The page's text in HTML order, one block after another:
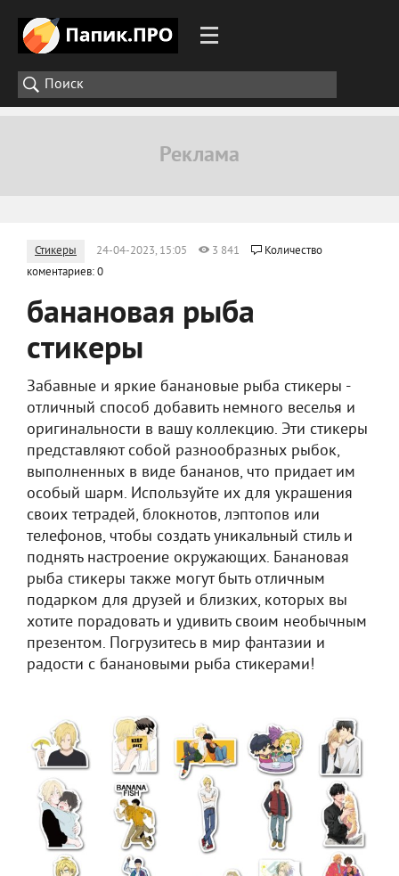
Стикеры 24-04-2023, 15:05 3 841
Количество
коментариев: 0
банановая рыба
стикеры
Забавные и яркие банановые рыба стикеры -
отличный способ добавить немного веселья и
оригинальности в вашу коллекцию. Эти стикеры
представляют собой разнообразных рыбок,
выполненных в виде бананов, что придает им
особый шарм. Используйте их для украшения
своих тетрадей, блокнотов, лэптопов или
телефонов, чтобы создать уникальный стиль и
поднять настроение окружающих. Банановая
рыба стикеры также могут быть отличным
подарком для друзей и близких, которых вы
хотите порадовать и удивить своим необычным
презентом. Погрузитесь в мир фантазии и
радости с банановыми рыба стикерами!